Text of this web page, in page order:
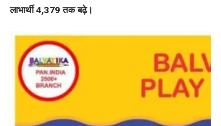
लाभार्थी 4,379 तक बढ़े।